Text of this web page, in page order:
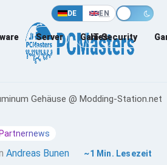
DE EN
Server Games
IT-Security
Gehäuse @ Modding-Station.net
Partnernews
Andreas Bunen ~1 Min. Lesezeit